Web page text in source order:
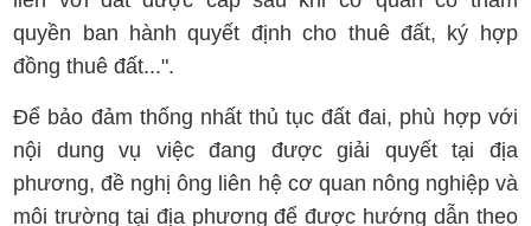
quyền ban hành quyết định cho thuê đất, ký hợp
đồng thuê đất...".
Để bảo đảm thống nhất thủ tục đất đai, phù hợp với
nội dung vụ việc đang được giải quyết tại địa
phương, đề nghị ông liên hệ cơ quan nông nghiệp và
môi trường tại địa phương để được hướng dẫn theo